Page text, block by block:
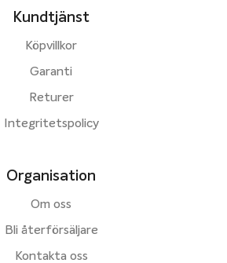
Kundtjänst
Köpvillkor
Garanti
Returer
Integritetspolicy
Organisation
Om oss
Bli återförsäljare
Kontakta oss